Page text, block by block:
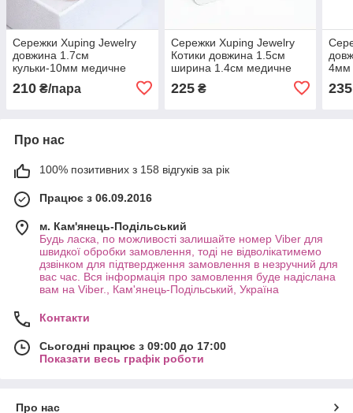
Сережки Xuping Jewelry
довжина 1.7см
кульки-10мм медичне
золото позолота 18К с994
210 ₴/пара
Сережки Xuping Jewelry
Котики довжина 1.5см
ширина 1.4см медичне
с1678
225₴
4мм
235
Про нас
100% позитивних з 158 відгуків за рік
Працює з 06.09.2016
м. Кам'янець-Подільський
Будь ласка, по можливості залишайте номер Viber для
швидкої обробки замовлення, тоді не відволікатимемо
дзвінком для підтвердження замовлення в незручний для
вас час. Вся інформація про замовлення буде надіслана
вам на Viber., Кам'янець-Подільський, Україна
Контакти
Сьогодні працює з 09:00 до 17:00
Показати весь графік роботи
Про нас